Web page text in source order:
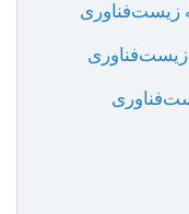
زیست‌فناوری
زیست‌فناوری